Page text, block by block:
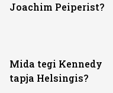
Joachim Peiperist?
Mida tegi Kennedy
tapja Helsingis?